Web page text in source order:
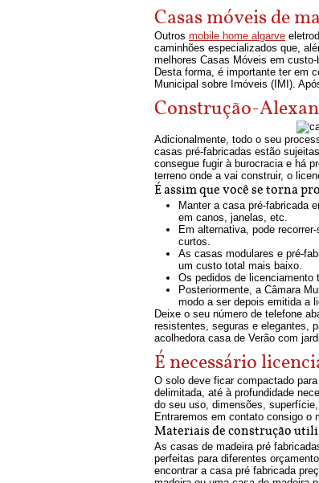
Casas móveis de
Outros mobile home algarve
caminhões especializados que,
melhores Casas Móveis em
Desta forma, é importante ter em
Municipal sobre Imóveis (IMI).
Construção-
Adicionalmente, todo o seu
casas pré-fabricadas estão
consegue fugir à burocracia e há
terreno onde a vai construir, o
É assim que você se torna
Manter a casa pré-fabricada
em canos, janelas, etc.
Em alternativa, pode
curtos.
As casas modulares e pré-
um custo total mais baixo.
Os pedidos de licenciamento
Posteriormente, a Câmara
modo a ser depois emitida a
Deixe o seu número de telefone
resistentes, seguras e elegantes,
acolhedora casa de Verão com
É necessário
O solo deve ficar compactado
delimitada, até à profundidade
do seu uso, dimensões,
Entraremos em contato consigo o
Materiais de construção
As casas de madeira pré
perfeitas para diferentes
encontrar a casa pré fabricada